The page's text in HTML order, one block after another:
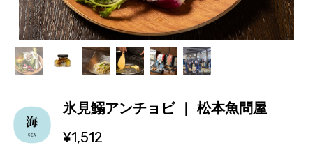
氷見鰯アンチョビ ｜ 松本魚問屋
¥1,512